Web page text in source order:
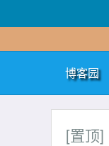
博客园
[置顶]